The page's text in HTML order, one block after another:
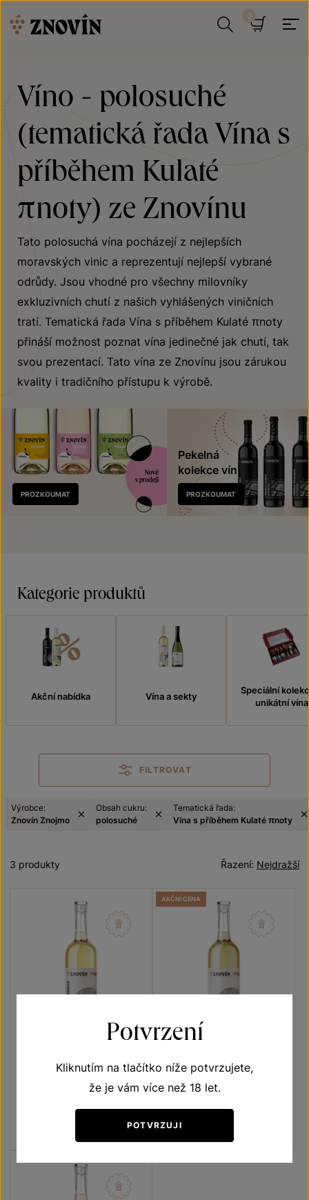
Víno - polosuché
(tematická řada Vína s
příběhem Kulaté
πnoty) ze Znovínu
Tato polosuchá vína pocházejí z nejlepších
moravských vinic a reprezentují nejlepší vybrané
odrůdy. Jsou vhodné pro všechny milovníky
exkluzivních chutí z našich vyhlášených viničních
tratí. Tematická řada Vína s příběhem Kulaté πnoty
přináší možnost poznat vína jedinečné jak chutí, tak
svou prezentací. Tato vína ze Znovínu jsou zárukou
kvality i tradičního přístupu k výrobě.
Nově
v prodeji
PROZKOUMAT
Pekelná
kolekce vín
PROZKOUMAT
Kategorie produktů
Akční nabídka Vína a sekty
Speciální
unikátní vína
FILTROVAT
Výrobce:
Znovín Znojmo
Obsah cukru:
polosuché
Tematická řada:
Vína s příběhem Kulaté πnoty
Nejdražší
Řazení:
3 produkty
Rulandské modré klaret
Vína s příběhem Kulaté πnoty
Rulandské šedé
Vína s příběhem Kulaté πnoty
AKČNÍ CENA
Potvrzení
Kliknutím na tlačítko níže potvrzujete,
že je vám více než 18 let.
POTVRZUJI